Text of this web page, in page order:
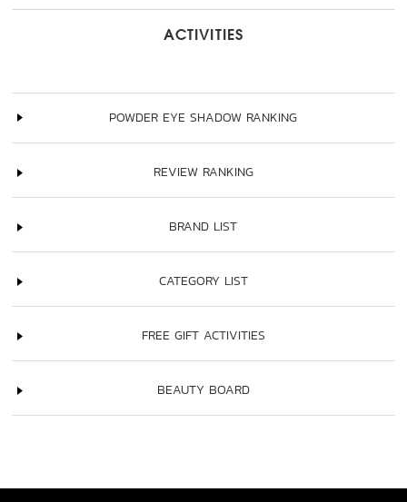
ACTIVITIES
POWDER EYE SHADOW RANKING
REVIEW RANKING
BRAND LIST
CATEGORY LIST
FREE GIFT ACTIVITIES
BEAUTY BOARD